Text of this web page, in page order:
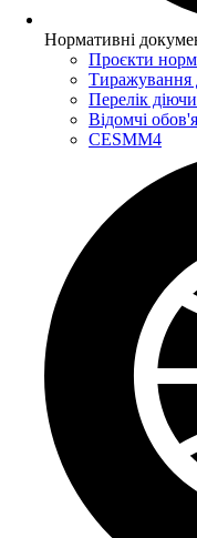
Нормативні
Проєкти
Тиражування
Перелік
Відомчі
CESMM4